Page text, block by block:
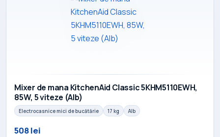
Mixer de mana KitchenAid Classic 5KHM5110EWH,
85W, 5 viteze (Alb)
Electrocasnice mici de bucătărie 17 kg Alb
508 lei